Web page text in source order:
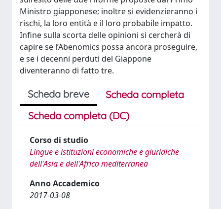
Ministro giapponese; inoltre si evidenzieranno i
rischi, la loro entità e il loro probabile impatto.
Infine sulla scorta delle opinioni si cercherà di
capire se l’Abenomics possa ancora proseguire,
e se i decenni perduti del Giappone
diventeranno di fatto tre.
Scheda breve
Scheda completa
Scheda completa (DC)
Corso di studio
Lingue e istituzioni economiche e giuridiche
dell'Asia e dell'Africa mediterranea
Anno Accademico
2017-03-08